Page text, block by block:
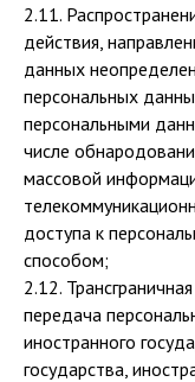
2.11.
действия,
данных
персональных
персональными
числе
массовой
доступа к
способом;
2.12.
передача
иностранного
государства,